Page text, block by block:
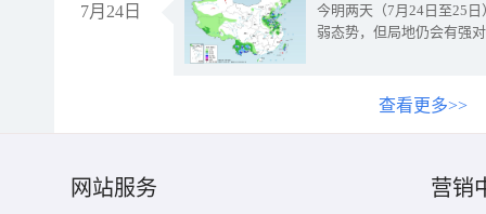
7月24日
今明两天（7月24日至25
弱态势，但局地仍会有强
查看更多>>
网站服务 营销